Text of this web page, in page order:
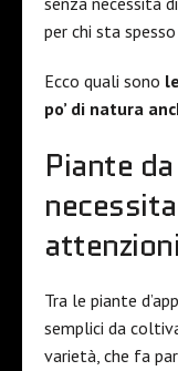
per chi sta
Ecco quali sono
po’ di natura
Piante
attenzioni
Tra le piante
semplici da
varietà, che fa